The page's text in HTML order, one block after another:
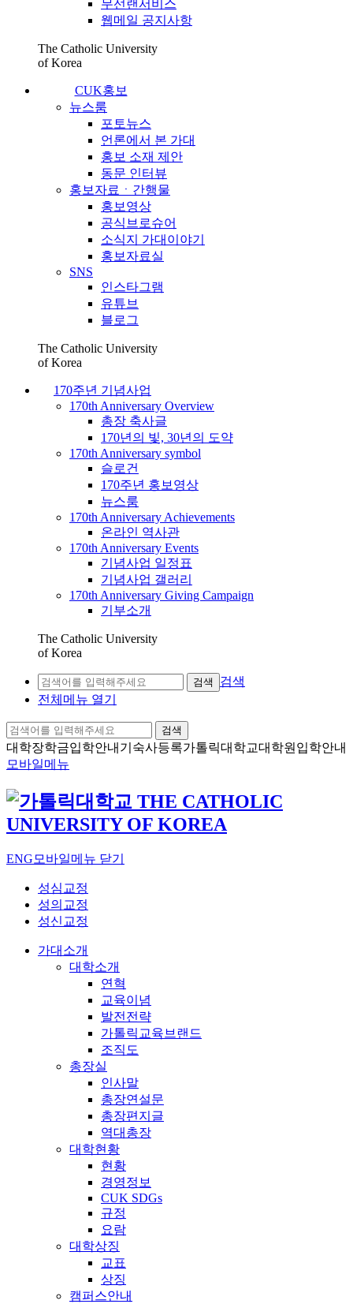
무선랜서비스
웹메일 공지사항
The Catholic University
of Korea
CUK홍보
뉴스룸
포토뉴스
언론에서 본 가대
홍보 소재 제안
동문 인터뷰
홍보자료ㆍ간행물
홍보영상
공식브로슈어
소식지 가대이야기
홍보자료실
SNS
인스타그램
유튜브
블로그
The Catholic University
of Korea
170주년 기념사업
170th Anniversary Overview
총장 축사글
170년의 빛, 30년의 도약
170th Anniversary symbol
슬로건
170주년 홍보영상
뉴스룸
170th Anniversary Achievements
온라인 역사관
170th Anniversary Events
기념사업 일정표
기념사업 갤러리
170th Anniversary Giving Campaign
기부소개
The Catholic University
of Korea
검색
검색
전체메뉴 열기
검색
대학장학금입학안내 기숙사등록가톨릭대학교대학원입학안내
모바일메뉴
ENG 모바일메뉴 닫기
성심교정
성의교정
성신교정
가대소개
대학소개
연혁
교육이념
발전전략
가톨릭교육브랜드
조직도
총장실
인사말
총장연설문
총장편지글
역대총장
대학현황
현황
경영정보
CUK SDGs
규정
요람
대학상징
교표
상징
캠퍼스안내